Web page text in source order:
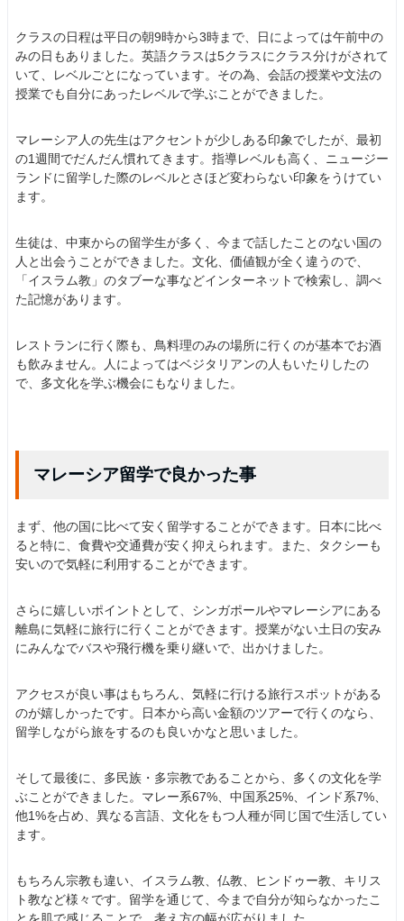
クラスの日程は平日の朝9時から3時まで、日によっては午前中の
みの日もありました。英語クラスは5クラスにクラス分けがされて
いて、レベルごとになっています。その為、会話の授業や文法の
授業でも自分にあったレベルで学ぶことができました。
マレーシア人の先生はアクセントが少しある印象でしたが、最初
の1週間でだんだん慣れてきます。指導レベルも高く、ニュージー
ランドに留学した際のレベルとさほど変わらない印象をうけてい
ます。
生徒は、中東からの留学生が多く、今まで話したことのない国の
人と出会うことができました。文化、価値観が全く違うので、
「イスラム教」のタブーな事などインターネットで検索し、調べ
た記憶があります。
レストランに行く際も、鳥料理のみの場所に行くのが基本でお酒
も飲みません。人によってはベジタリアンの人もいたりしたの
で、多文化を学ぶ機会にもなりました。
マレーシア留学で良かった事
まず、他の国に比べて安く留学することができます。日本に比べ
ると特に、食費や交通費が安く抑えられます。また、タクシーも
安いので気軽に利用することができます。
さらに嬉しいポイントとして、シンガポールやマレーシアにある
離島に気軽に旅行に行くことができます。授業がない土日の安み
にみんなでバスや飛行機を乗り継いで、出かけました。
アクセスが良い事はもちろん、気軽に行ける旅行スポットがある
のが嬉しかったです。日本から高い金額のツアーで行くのなら、
留学しながら旅をするのも良いかなと思いました。
そして最後に、多民族・多宗教であることから、多くの文化を学
ぶことができました。マレー系67%、中国系25%、インド系7%、
他1%を占め、異なる言語、文化をもつ人種が同じ国で生活してい
ます。
もちろん宗教も違い、イスラム教、仏教、ヒンドゥー教、キリス
ト教など様々です。留学を通じて、今まで自分が知らなかったこ